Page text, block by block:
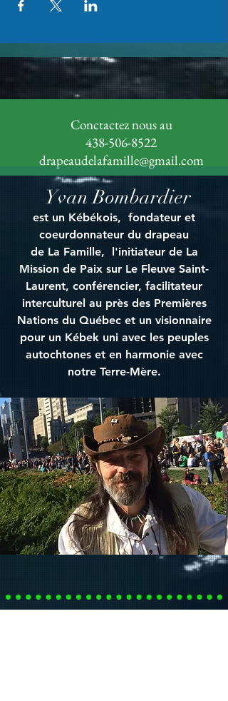
Conctactez nous au
438-506-8522
drapeaudelafamille@gmail.com
Yvan Bombardier
est un Kébékois, fondateur et
coeurdonnateur du drapeau
de La Famille, l'initiateur de La
Mission de Paix sur Le Fleuve Saint-
Laurent, conférencier, facilitateur
interculturel au près des Premières
Nations du Québec et un visionnaire
pour un Kébek uni avec les peuples
autochtones et en harmonie avec
notre Terre-Mère.